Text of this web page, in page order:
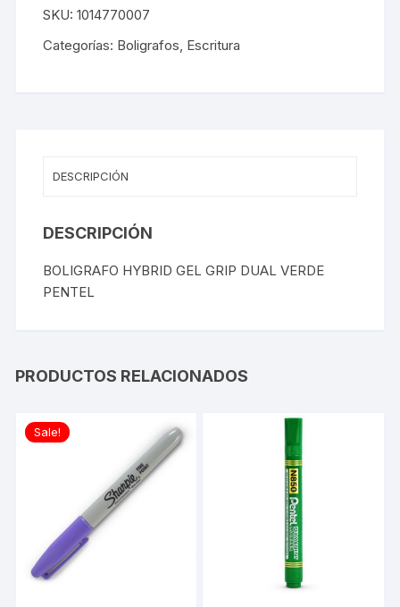
LISTA
DE
DESEOS
SKU:1014770007
Categorías: Boligrafos, Escritura
DESCRIPCIÓN
DESCRIPCIÓN
BOLIGRAFO HYBRID GEL GRIP DUAL VERDE
PENTEL
PRODUCTOS RELACIONADOS
Sale!